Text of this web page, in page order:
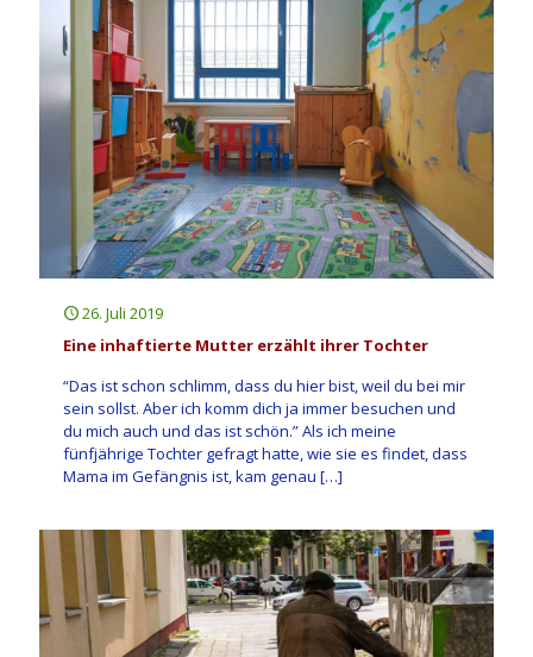
26. Juli 2019
Eine inhaftierte Mutter erzählt ihrer Tochter
“Das ist schon schlimm, dass du hier bist, weil du bei mir
sein sollst. Aber ich komm dich ja immer besuchen und
du mich auch und das ist schön.” Als ich meine
fünfjährige Tochter gefragt hatte, wie sie es findet, dass
Mama im Gefängnis ist, kam genau […]